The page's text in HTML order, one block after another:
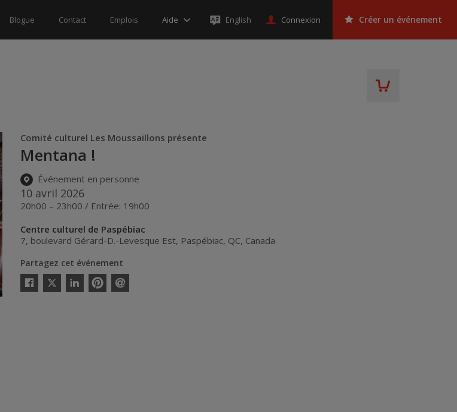
Blogue Contact Emplois Aide English Connexion Créer un événement
Comité culturel Les Moussaillons présente
Mentana !
Événement en personne
10 avril 2026
20h00 – 23h00 / Entrée: 19h00
Centre culturel de Paspébiac
7, boulevard Gérard-D.-Levesque Est, Paspébiac, QC, Canada
Partagez cet événement
Facebook
Twitter
LinkedinPinterestEnvoyer